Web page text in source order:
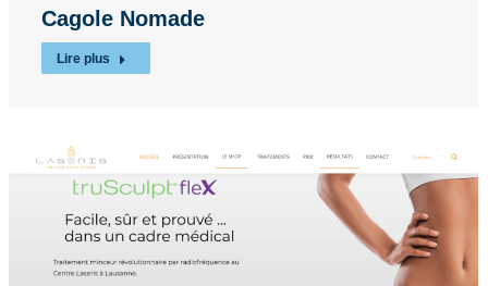
Cagole Nomade
Lire plus